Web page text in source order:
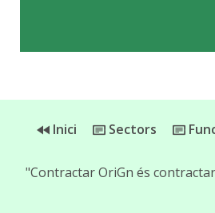
Inici Sectors
"Contractar OriGn és